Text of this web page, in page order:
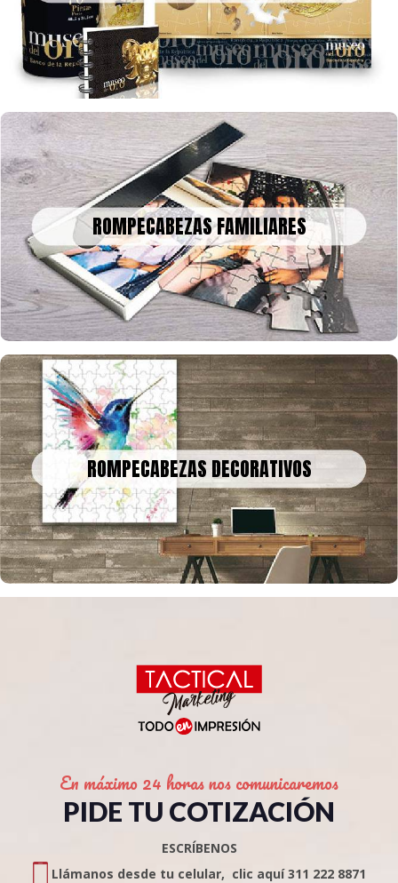
tamaño que quieras y con la cantidad de fichas que desees
ROMPECABEZAS FAMILIARES
ROMPECABEZAS FAMILIARES
Un bonito recuerdo para decorar o enmarcar en la historia, tus
fotos o collage en rompecabezas, para celebrar una fecha
especial
ROMPECABEZAS DECORATIVOS
ROMPECABEZAS DECORATIVOS
Podemos convertir obras de arte, fotografías o recuerdos
familiares en un rompecabezas gigante para decorar tu casa u
oficina
En máximo 24 horas nos comunicaremos
PIDE TU COTIZACIÓN
ESCRÍBENOS
Llámanos desde tu celular, clic aquí 311 222 8871